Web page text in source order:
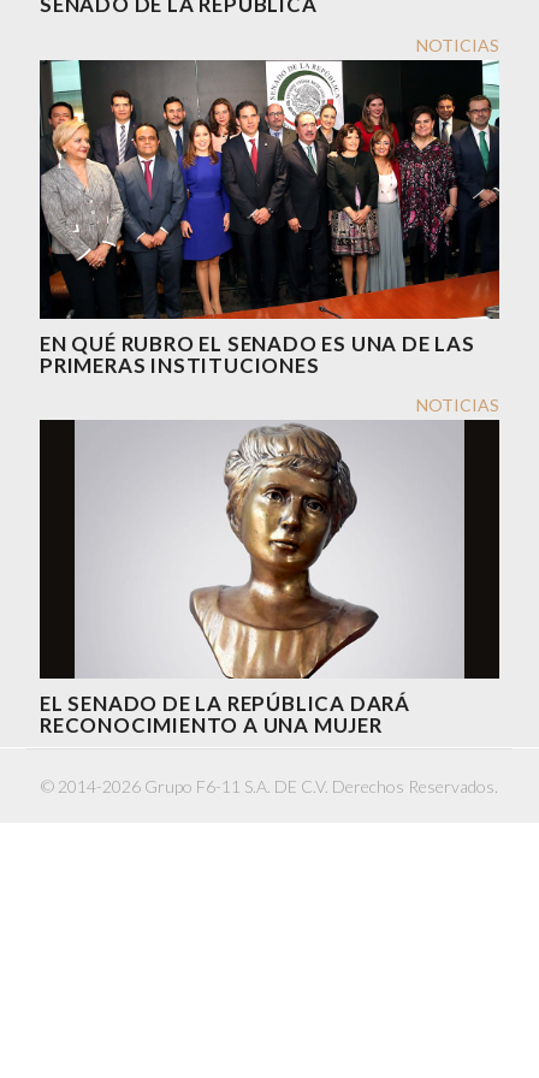
NOTICIAS
EN QUÉ RUBRO EL SENADO ES UNA DE LAS
PRIMERAS INSTITUCIONES
NOTICIAS
EL SENADO DE LA REPÚBLICA DARÁ
RECONOCIMIENTO A UNA MUJER
© 2014-2026 Grupo F6-11 S.A. DE C.V. Derechos Reservados.